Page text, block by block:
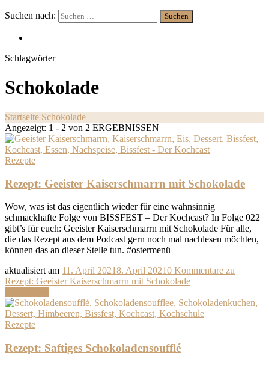
Suchen nach:
Schlagwörter
Schokolade
Startseite Schokolade
Angezeigt: 1 - 2 von 2 ERGEBNISSEN
Rezepte
Rezept: Geeister Kaiserschmarrn mit Schokolade
Wow, was ist das eigentlich wieder für eine wahnsinnig
schmackhafte Folge von BISSFEST – Der Kochcast? In Folge 022
gibt’s für euch: Geeister Kaiserschmarrn mit Schokolade Für alle,
die das Rezept aus dem Podcast gern noch mal nachlesen möchten,
können das an dieser Stelle tun. #ostermenü
aktualisiert am 11. April 20218. April 20210 Kommentare zu
Rezept: Geeister Kaiserschmarrn mit Schokolade
Rezepte
Rezept: Saftiges Schokoladensoufflé